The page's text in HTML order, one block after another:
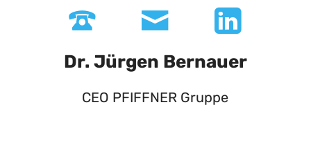
Dr. Jürgen Bernauer
CEO PFIFFNER Gruppe